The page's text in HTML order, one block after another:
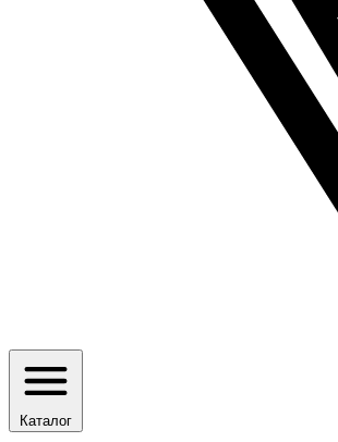
Каталог